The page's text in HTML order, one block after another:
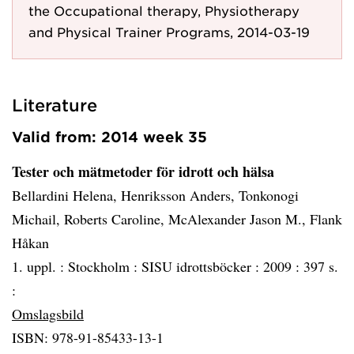
the Occupational therapy, Physiotherapy
and Physical Trainer Programs, 2014-03-19
Literature
Valid from: 2014 week 35
Tester och mätmetoder för idrott och hälsa
Bellardini Helena, Henriksson Anders, Tonkonogi
Michail, Roberts Caroline, McAlexander Jason M., Flank
Håkan
1. uppl. : Stockholm : SISU idrottsböcker : 2009 : 397 s.
:
Omslagsbild
ISBN: 978-91-85433-13-1